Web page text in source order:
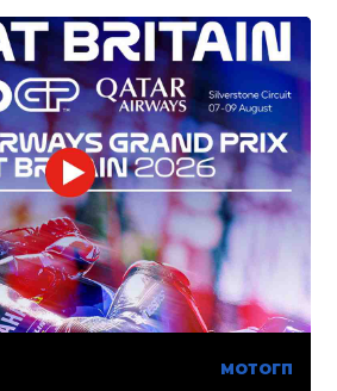
МОТОГП